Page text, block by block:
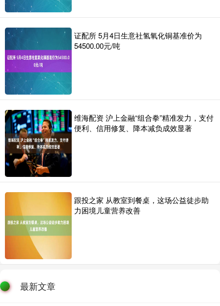
证配所 5月4日生意社氢氧化铜基准价为
54500.00元/吨
维海配资 沪上金融“组合拳”精准发力，支付
便利、信用修复、降本减负成效显著
跟投之家 从教室到餐桌，这场公益徒步助
力困境儿童营养改善
最新文章